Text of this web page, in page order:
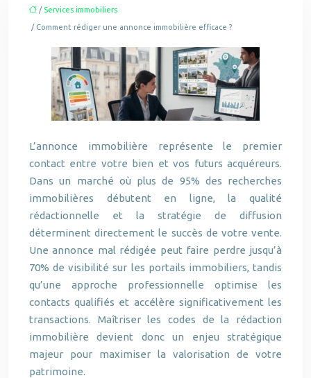
/ Services immobiliers
/ Comment rédiger une annonce immobilière efficace ?
L’annonce immobilière représente le premier
contact entre votre bien et vos futurs acquéreurs.
Dans un marché où plus de 95% des recherches
immobilières débutent en ligne, la qualité
rédactionnelle et la stratégie de diffusion
déterminent directement le succès de votre vente.
Une annonce mal rédigée peut faire perdre jusqu’à
70% de visibilité sur les portails immobiliers, tandis
qu’une approche professionnelle optimise les
contacts qualifiés et accélère significativement les
transactions. Maîtriser les codes de la rédaction
immobilière devient donc un enjeu stratégique
majeur pour maximiser la valorisation de votre
patrimoine.